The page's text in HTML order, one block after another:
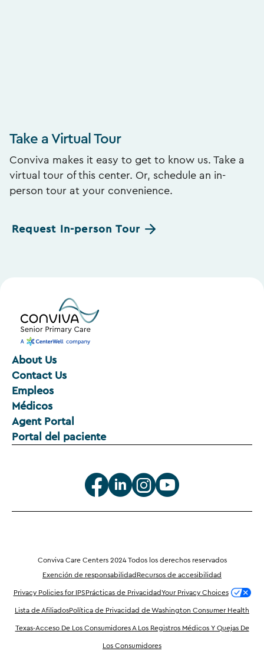
Take a Virtual Tour
Conviva makes it easy to get to know us. Take a
virtual tour of this center. Or, schedule an in-
person tour at your convenience.
Request In-person Tour
About Us
Contact Us
Empleos
Médicos
Agent Portal
Portal del paciente
Conviva Care Centers 2024 Todos los derechos reservados
Exención de responsabilidad Recursos de accesibilidad
Privacy Policies for IPSPrácticas de PrivacidadYour Privacy Choices
Lista de AfiliadosPolítica de Privacidad de Washington Consumer Health
Texas-Acceso De Los Consumidores A Los Registros Médicos Y Quejas De
Los Consumidores